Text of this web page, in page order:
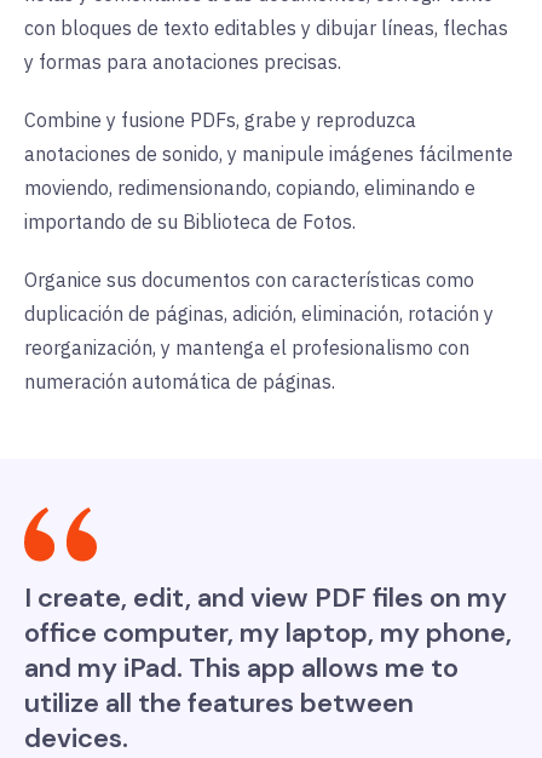
con bloques de texto editables y dibujar líneas, flechas
y formas para anotaciones precisas.
Combine y fusione PDFs, grabe y reproduzca
anotaciones de sonido, y manipule imágenes fácilmente
moviendo, redimensionando, copiando, eliminando e
importando de su Biblioteca de Fotos.
Organice sus documentos con características como
duplicación de páginas, adición, eliminación, rotación y
reorganización, y mantenga el profesionalismo con
numeración automática de páginas.
I create, edit, and view PDF files on my
office computer, my laptop, my phone,
and my iPad. This app allows me to
utilize all the features between
devices.